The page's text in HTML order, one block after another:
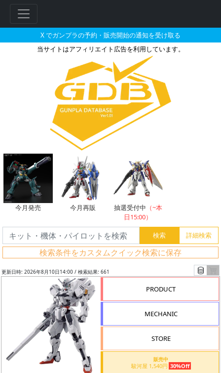
X でガンプラの予約・販売開始の通知を受け取る
当サイトはアフィリエイト広告を利用しています。
HG 1/144 ガンダムキャリバーン
今月発売 今月再販 抽選受付中 （~本
日15:00）
検索条件をカスタムクイック検索に保存
更新日時: 2026年8月10日14:00 / 検索結果: 661
PRODUCT
MECHANIC
STORE
販売中
駿河屋 1,540円 30%Off